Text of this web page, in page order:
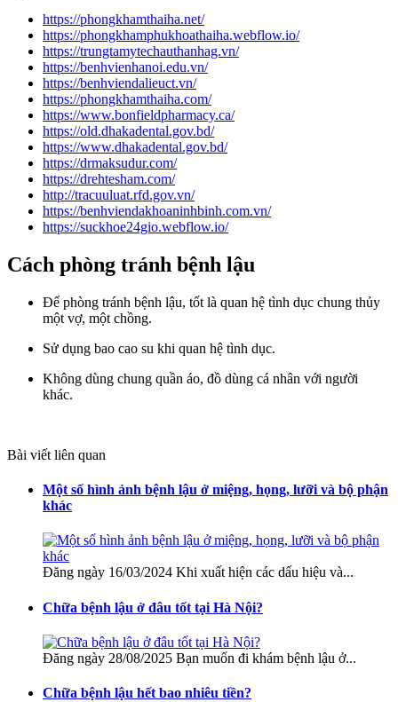
https://phongkhamthaiha.net/
https://phongkhamphukhoathaiha.webflow.io/
https://trungtamytechauthanhag.vn/
https://benhvienhanoi.edu.vn/
https://benhviendalieuct.vn/
https://phongkhamthaiha.com/
https://www.bonfieldpharmacy.ca/
https://old.dhakadental.gov.bd/
https://www.dhakadental.gov.bd/
https://drmaksudur.com/
https://drehtesham.com/
http://tracuuluat.rfd.gov.vn/
https://benhviendakhoaninhbinh.com.vn/
https://suckhoe24gio.webflow.io/
Cách phòng tránh bệnh lậu
Để phòng tránh bệnh lậu, tốt là quan hệ tình dục chung thủy
một vợ, một chồng.
Sử dụng bao cao su khi quan hệ tình dục.
Không dùng chung quần áo, đồ dùng cá nhân với người
khác.
Bài viết liên quan
Một số hình ảnh bệnh lậu ở miệng, họng, lưỡi và bộ phận
khác
Đăng ngày 16/03/2024 Khi xuất hiện các dấu hiệu và...
Chữa bệnh lậu ở đâu tốt tại Hà Nội?
Đăng ngày 28/08/2025 Bạn muốn đi khám bệnh lậu ở...
Chữa bệnh lậu hết bao nhiêu tiền?